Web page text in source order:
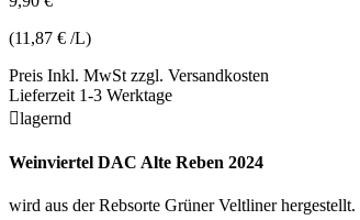
(11,87 € /L)
Preis Inkl. MwSt zzgl. Versandkosten
Lieferzeit 1-3 Werktage
lagernd
Weinviertel DAC Alte Reben 2024
wird aus der Rebsorte Grüner Veltliner hergestellt.